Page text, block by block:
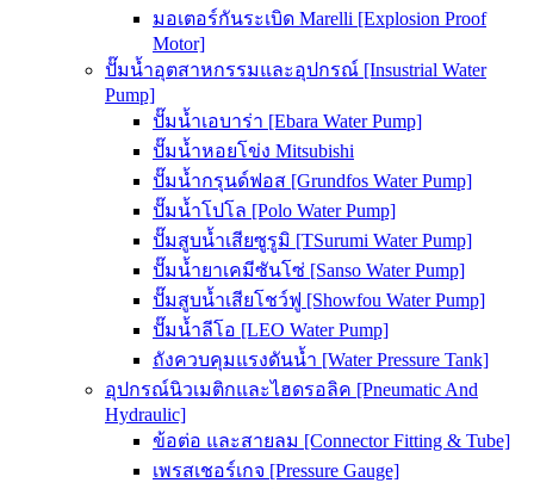
มอเตอร์กันระเบิด Marelli [Explosion Proof
Motor]
ปั๊มน้ำอุตสาหกรรมและอุปกรณ์ [Insustrial Water
Pump]
ปั๊มน้ำเอบาร่า [Ebara Water Pump]
ปั๊มน้ำหอยโข่ง Mitsubishi
ปั๊มน้ำกรุนด์ฟอส [Grundfos Water Pump]
ปั๊มน้ำโปโล [Polo Water Pump]
ปั๊มสูบน้ำเสียซูรูมิ [TSurumi Water Pump]
ปั๊มน้ำยาเคมีซันโซ่ [Sanso Water Pump]
ปั๊มสูบน้ำเสียโชว์ฟู [Showfou Water Pump]
ปั๊มน้ำลีโอ [LEO Water Pump]
ถังควบคุมแรงดันน้ำ [Water Pressure Tank]
อุปกรณ์นิวเมติกและไฮดรอลิค [Pneumatic And
Hydraulic]
ข้อต่อ และสายลม [Connector Fitting & Tube]
เพรสเชอร์เกจ [Pressure Gauge]